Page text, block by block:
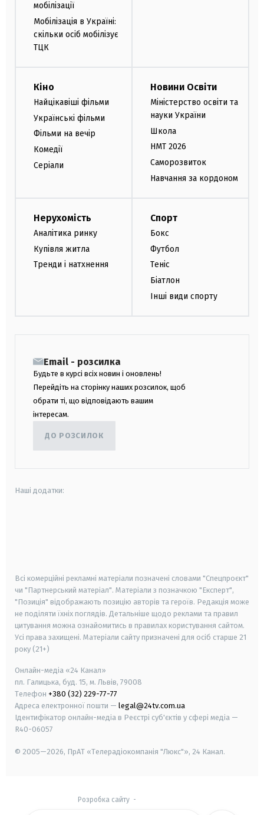
мобілізації
Мобілізація в Україні:
скільки осіб мобілізує
ТЦК
Кіно
Найцікавіші фільми
Українські фільми
Фільми на вечір
Комедії
Серіали
Новини Освіти
Міністерство освіти та
науки України
Школа
НМТ 2026
Саморозвиток
Навчання за кордоном
Нерухомість
Аналітика ринку
Купівля житла
Тренди і натхнення
Спорт
Бокс
Футбол
Теніс
Біатлон
Інші види спорту
Email - розсилка
Будьте в курсі всіх новин і оновлень!
Перейдіть на сторінку наших розсилок, щоб
обрати ті, що відповідають вашим
інтересам.
ДО РОЗСИЛОК
Наші додатки:
Всі комерційні рекламні матеріали позначені словами "Спецпроєкт"
чи "Партнерський матеріал". Матеріали з позначкою "Експерт",
"Позиція" відображають позицію авторів та героїв. Редакція може
не поділяти їхніх поглядів. Детальніше щодо реклами та правил
цитування можна ознайомитись в правилах користування сайтом.
Усі права захищені. Матеріали сайту призначені для осіб старше 21
року (21+)
Онлайн-медіа «24 Канал»
пл. Галицька, буд. 15, м. Львів, 79008
Телефон +380 (32) 229-77-77
Адреса електронної пошти — legal@24tv.com.ua
Ідентифікатор онлайн-медіа в Реєстрі суб'єктів у сфері медіа —
R40-06057
© 2005—2026, ПрАТ «Телерадіокомпанія "Люкс"», 24 Канал.
Розробка сайту-